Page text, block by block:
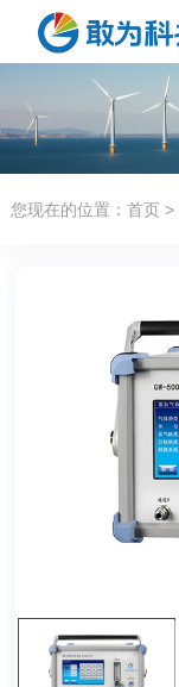
您现在的位置： 首页>